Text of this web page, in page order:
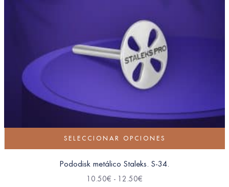
SELECCIONAR OPCIONES
Pododisk metálico Staleks. S-34.
10.50€ - 12.50€